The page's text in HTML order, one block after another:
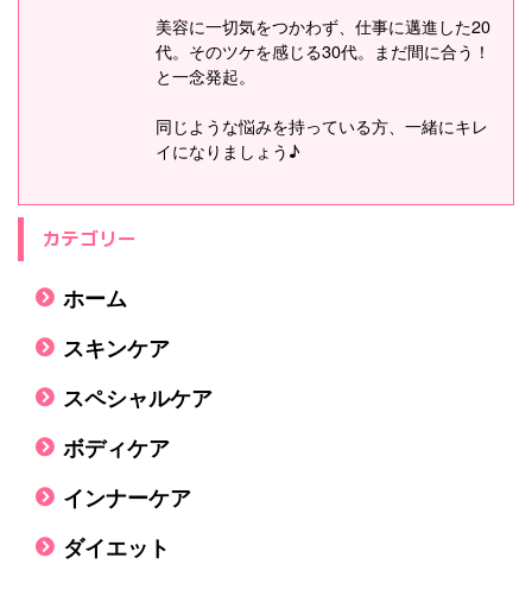
美容に一切気をつかわず、仕事に邁進した20
代。そのツケを感じる30代。まだ間に合う！
と一念発起。
同じような悩みを持っている方、一緒にキレ
イになりましょう♪
カテゴリー
ホーム
スキンケア
スペシャルケア
ボディケア
インナーケア
ダイエット